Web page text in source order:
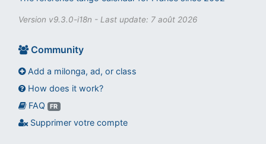
Version v9.3.0-i18n - Last update: 7 août 2026
Community
Add a milonga, ad, or class
How does it work?
FAQ
FR
Supprimer votre compte
Assistant tango-argentin.fr
Questions sur les milongas, cours et stages